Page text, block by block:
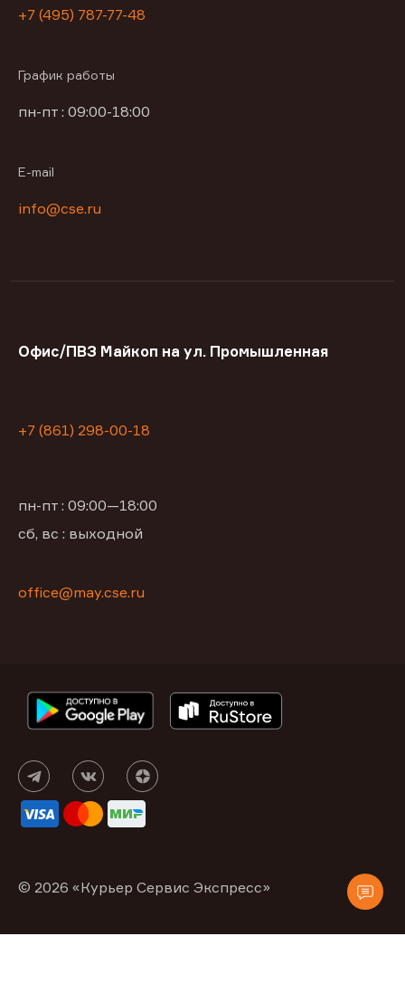
+7 (495) 787-77-48
График работы
пн-пт : 09:00-18:00
E-mail
info@cse.ru
Офис/ПВЗ Майкоп на ул. Промышленная
+7 (861) 298-00-18
пн-пт : 09:00—18:00
сб, вс : выходной
office@may.cse.ru
© 2026 «Курьер Сервис Экспресс»